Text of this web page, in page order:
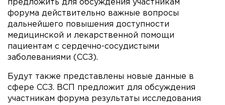
предложить для обсуждения участникам
форума действительно важные вопросы
дальнейшего повышения доступности
медицинской и лекарственной помощи
пациентам с сердечно-сосудистыми
заболеваниями (ССЗ).
Будут также представлены новые данные в
сфере ССЗ. ВСП предложит для обсуждения
участникам форума результаты исследования